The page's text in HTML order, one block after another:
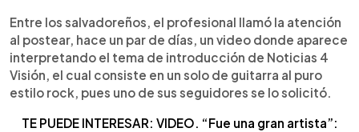
Entre los salvadoreños, el profesional llamó la atención
al postear, hace un par de días, un video donde aparece
interpretando el tema de introducción de Noticias 4
Visión, el cual consiste en un solo de guitarra al puro
estilo rock, pues uno de sus seguidores se lo solicitó.
TE PUEDE INTERESAR: VIDEO. “Fue una gran artista”: